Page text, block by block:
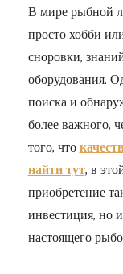
В мире рыбной
просто хобби
сноровки,
оборудования.
поиска и
более важного,
того, что
найти тут, в
приобретение
инвестиция, но
настоящего